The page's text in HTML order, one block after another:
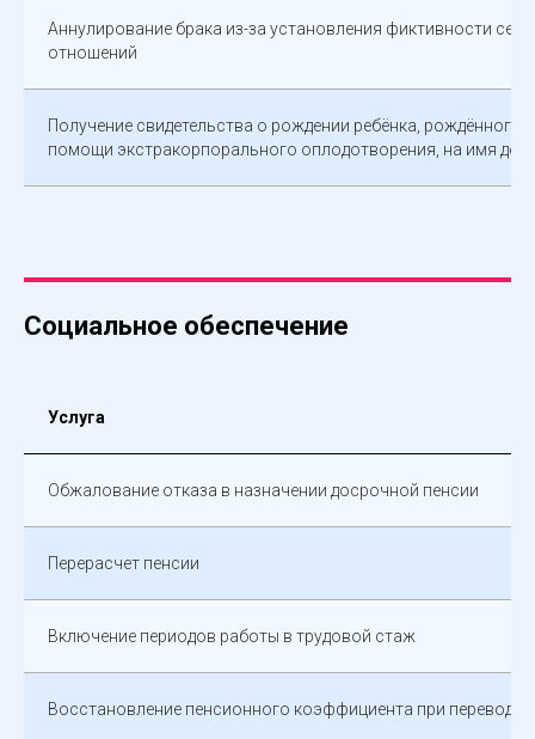
Аннулирование брака из-за установления фиктивности
отношений
Получение свидетельства о рождении ребёнка, рождённого
помощи экстракорпорального оплодотворения, на имя
Социальное обеспечение
Услуга
Обжалование отказа в назначении досрочной пенсии
Перерасчет пенсии
Включение периодов работы в трудовой стаж
Восстановление пенсионного коэффициента при переводе